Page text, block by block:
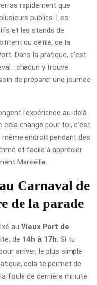
rapidement que
publics. Les
et les stands de
du défilé, de la
Dans la pratique, c’est
: chacun y trouve
de préparer une journée
l’expérience au-delà
cela change pour toi, c’est
endroit pendant des
et facile à apprécier
Marseille.
Carnaval de
de la parade
au Vieux Port de
de 14h à 17h . Si tu
arriver, le plus simple
cela te permet de
foule de dernière minute